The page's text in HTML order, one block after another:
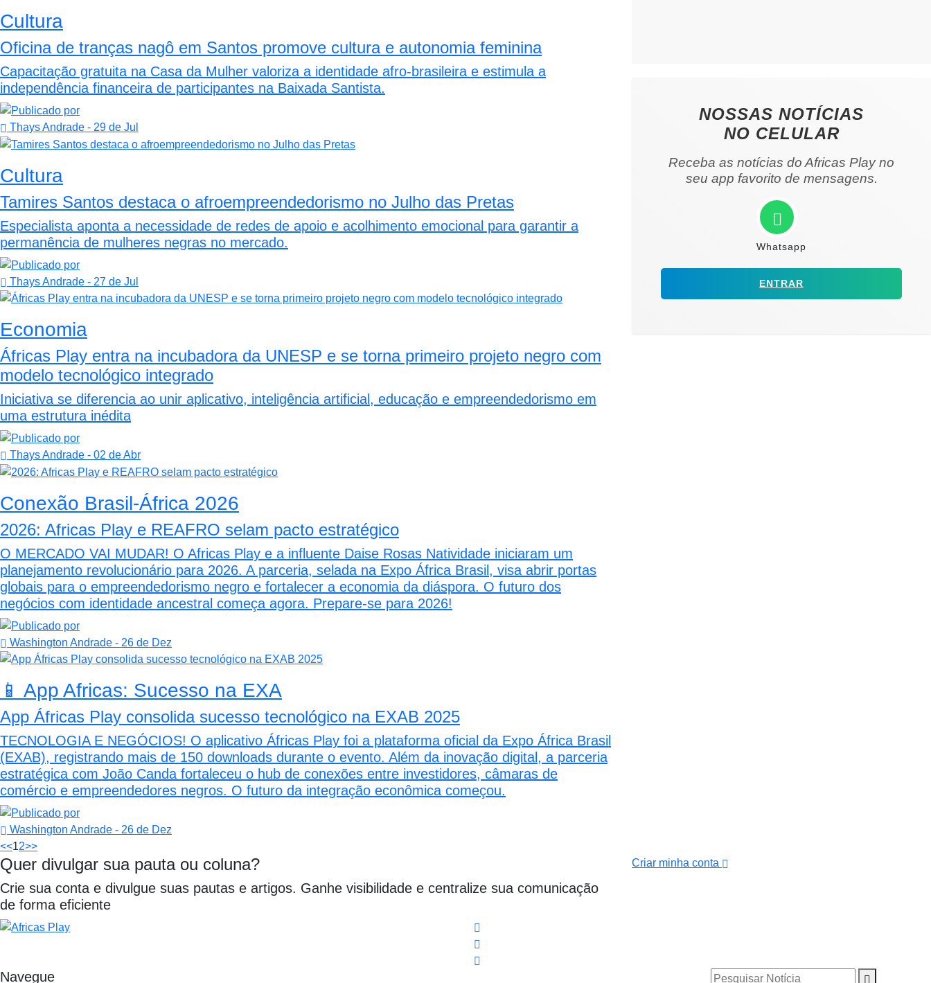
Cultura
Oficina de tranças nagô em Santos promove cultura e autonomia feminina
Capacitação gratuita na Casa da Mulher valoriza a identidade afro-brasileira e estimula a
independência financeira de participantes na Baixada Santista.
Thays Andrade - 29 de Jul
Cultura
Tamires Santos destaca o afroempreendedorismo no Julho das Pretas
Especialista aponta a necessidade de redes de apoio e acolhimento emocional para garantir a
permanência de mulheres negras no mercado.
Thays Andrade - 27 de Jul
Economia
Áfricas Play entra na incubadora da UNESP e se torna primeiro projeto negro com
modelo tecnológico integrado
Iniciativa se diferencia ao unir aplicativo, inteligência artificial, educação e empreendedorismo em
uma estrutura inédita
Thays Andrade - 02 de Abr
Conexão Brasil-África 2026
2026: Africas Play e REAFRO selam pacto estratégico
O MERCADO VAI MUDAR! O Africas Play e a influente Daise Rosas Natividade iniciaram um
planejamento revolucionário para 2026. A parceria, selada na Expo África Brasil, visa abrir portas
globais para o empreendedorismo negro e fortalecer a economia da diáspora. O futuro dos
negócios com identidade ancestral começa agora. Prepare-se para 2026!
Washington Andrade - 26 de Dez
📱 App Africas: Sucesso na EXA
App Áfricas Play consolida sucesso tecnológico na EXAB 2025
TECNOLOGIA E NEGÓCIOS! O aplicativo Áfricas Play foi a plataforma oficial da Expo África Brasil
(EXAB), registrando mais de 150 downloads durante o evento. Além da inovação digital, a parceria
estratégica com João Canda fortaleceu o hub de conexões entre investidores, câmaras de
comércio e empreendedores negros. O futuro da integração econômica começou.
Washington Andrade - 26 de Dez
<<12>>
NOSSAS NOTÍCIAS
NO CELULAR
Receba as notícias do Africas Play no
seu app favorito de mensagens.
Whatsapp
ENTRAR
Quer divulgar sua pauta ou coluna?
Crie sua conta e divulgue suas pautas e artigos. Ganhe visibilidade e centralize sua comunicação
de forma eficiente
Criar minha conta
Navegue Pesquisar Notícia